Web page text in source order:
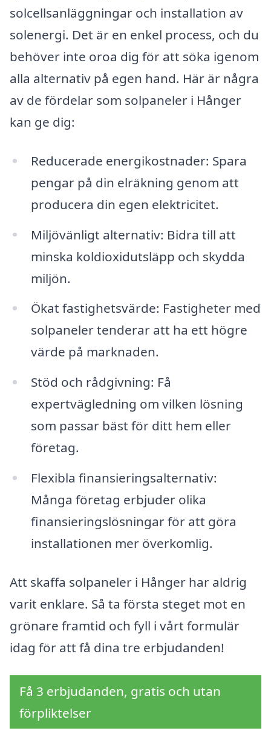
solcellsanläggningar och installation av
solenergi. Det är en enkel process, och du
behöver inte oroa dig för att söka igenom
alla alternativ på egen hand. Här är några
av de fördelar som solpaneler i Hånger
kan ge dig:
Reducerade energikostnader: Spara
pengar på din elräkning genom att
producera din egen elektricitet.
Miljövänligt alternativ: Bidra till att
minska koldioxidutsläpp och skydda
miljön.
Ökat fastighetsvärde: Fastigheter med
solpaneler tenderar att ha ett högre
värde på marknaden.
Stöd och rådgivning: Få
expertvägledning om vilken lösning
som passar bäst för ditt hem eller
företag.
Flexibla finansieringsalternativ:
Många företag erbjuder olika
finansieringslösningar för att göra
installationen mer överkomlig.
Att skaffa solpaneler i Hånger har aldrig
varit enklare. Så ta första steget mot en
grönare framtid och fyll i vårt formulär
idag för att få dina tre erbjudanden!
Få 3 erbjudanden, gratis och utan
förpliktelser